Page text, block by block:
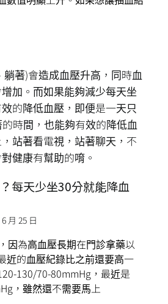
每天少坐30分就能降血
月 25 日
因為高血壓長期在門診拿藥以
近的血壓紀錄比之前還要高一
130/70-80mmHg，最近是
，雖然還不需要馬上